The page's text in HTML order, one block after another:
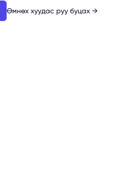
Өмнөх хуудас руу буцах →